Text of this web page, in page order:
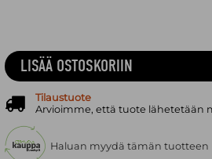
LISÄÄ OSTOSKORIIN
Tilaustuote
Arvioimme, että tuote lähetetään
Haluan myydä tämän tuotteen